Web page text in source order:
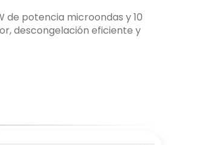
de potencia microondas y 10
descongelación eficiente y